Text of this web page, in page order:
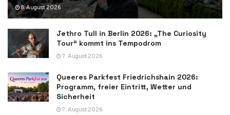
8. August 2026
Jethro Tull in Berlin 2026: „The Curiosity
Tour“ kommt ins Tempodrom
7. August 2026
Queeres Parkfest Friedrichshain 2026:
Programm, freier Eintritt, Wetter und
Sicherheit
7. August 2026